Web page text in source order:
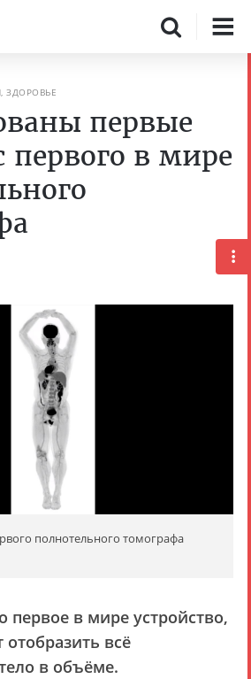
ЗДОРОВЬЕ
первые
первого в мире
полнотельного томографа
первое в мире устройство,
всё
в объёме.